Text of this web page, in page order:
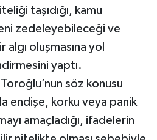
taşıdığı, kamu
zedeleyebileceği ve
algı oluşmasına yol
yaptı.
söz konusu
endişe, korku veya panik
amaçladığı, ifadelerin